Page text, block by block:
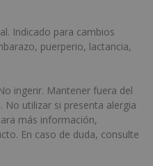
Indicado para cambios
puerperio, lactancia,
ingerir. Mantener fuera del
No utilizar si presenta alergia
más información,
En caso de duda, consulte